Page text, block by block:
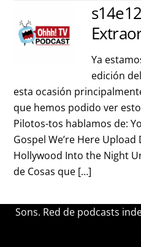
Ya
edición
esta ocasión
que hemos podido ver
Pilotos-tos hablamos de:
Gospel We’re Here Upload
Hollywood Into the Night
de Cosas que […]
Sons. Red de podcasts